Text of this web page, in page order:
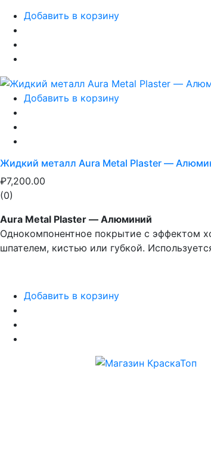
Добавить в корзину
Добавить в корзину
Жидкий металл Aura Metal Plaster —
₽7,200.00
(0)
Aura Metal Plaster — Алюминий
Однокомпонентное покрытие с эффектом
шпателем, кистью или губкой.
Добавить в корзину